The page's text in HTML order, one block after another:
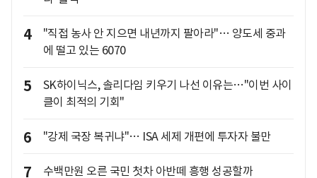
4
"직접 농사 안 지으면 내년까지 팔아라"… 양도세 중과
에 떨고 있는 6070
5
SK하이닉스, 솔리다임 키우기 나선 이유는…"이번 사이
클이 최적의 기회"
6 "강제 국장 복귀냐"… ISA 세제 개편에 투자자 불만
7 수백만원 오른 국민 첫차 아반떼 흥행 성공할까